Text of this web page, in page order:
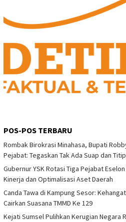
POS-POS TERBARU
Rombak Birokrasi Minahasa, Bupati
Pejabat: Tegaskan Tak Ada Suap dan
Gubernur YSK Rotasi Tiga Pejabat
Kinerja dan Optimalisasi Aset Daerah
Canda Tawa di Kampung Sesor:
Cairkan Suasana TMMD Ke 129
Kejati Sumsel Pulihkan Kerugian Negara